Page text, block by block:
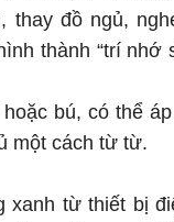
thay đồ ngủ,
thành “trí nhớ
bú, có thể
một cách từ từ.
xanh từ thiết bị